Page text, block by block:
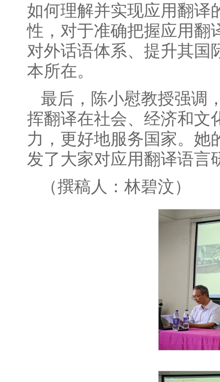
如何理解并实现应用翻译
性，对于准确把握应用翻
对外话语体系、提升其国
本所在。
最后，陈小慰教授强调
挥翻译在社会、经济和文
力，更好地服务国家。她
发了大家对应用翻译语言
（撰稿人：林碧汶）